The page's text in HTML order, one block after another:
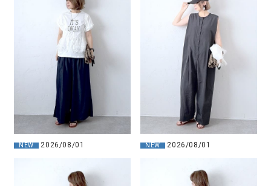
NEW 2026/08/01 NEW 2026/08/01